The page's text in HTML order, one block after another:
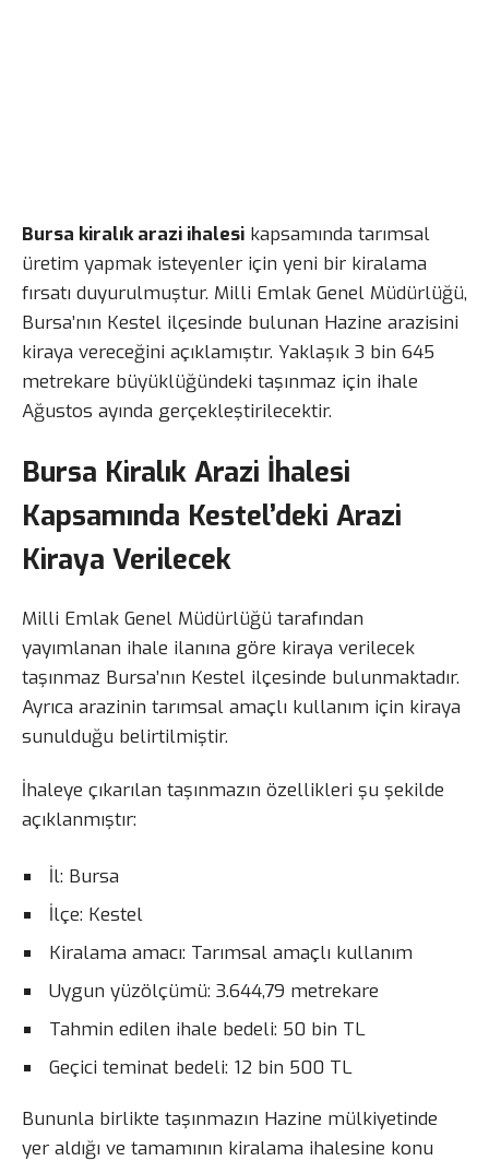
Bursa kiralık arazi ihalesi kapsamında tarımsal
üretim yapmak isteyenler için yeni bir kiralama
fırsatı duyurulmuştur. Milli Emlak Genel Müdürlüğü,
Bursa’nın Kestel ilçesinde bulunan Hazine arazisini
kiraya vereceğini açıklamıştır. Yaklaşık 3 bin 645
metrekare büyüklüğündeki taşınmaz için ihale
Ağustos ayında gerçekleştirilecektir.
Bursa Kiralık Arazi İhalesi
Kapsamında Kestel’deki Arazi
Kiraya Verilecek
Milli Emlak Genel Müdürlüğü tarafından
yayımlanan ihale ilanına göre kiraya verilecek
taşınmaz Bursa’nın Kestel ilçesinde bulunmaktadır.
Ayrıca arazinin tarımsal amaçlı kullanım için kiraya
sunulduğu belirtilmiştir.
İhaleye çıkarılan taşınmazın özellikleri şu şekilde
açıklanmıştır:
İl: Bursa
İlçe: Kestel
Kiralama amacı: Tarımsal amaçlı kullanım
Uygun yüzölçümü: 3.644,79 metrekare
Tahmin edilen ihale bedeli: 50 bin TL
Geçici teminat bedeli: 12 bin 500 TL
Bununla birlikte taşınmazın Hazine mülkiyetinde
yer aldığı ve tamamının kiralama ihalesine konu